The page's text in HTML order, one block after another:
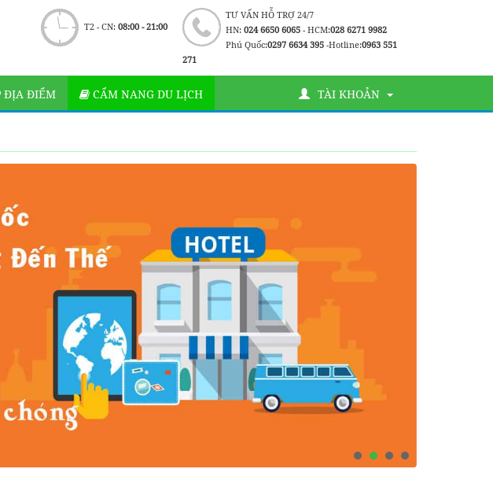
TƯ VẤN HỖ TRỢ 24/7
HN: 024 6650 6065- HCM:028 6271 9982
Phú Quốc:0297 6634 395 -Hotline:0963 551
271
T2 - CN: 08:00 - 21:00
ĐỊA ĐIỂM CẨM NANG DU LỊCH TÀI KHOẢN